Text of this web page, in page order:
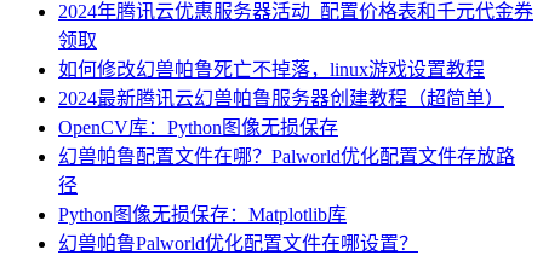
2024年腾讯云优惠服务器活动_配置价格表和千元代金券
领取
如何修改幻兽帕鲁死亡不掉落，linux游戏设置教程
2024最新腾讯云幻兽帕鲁服务器创建教程（超简单）
OpenCV库：Python图像无损保存
幻兽帕鲁配置文件在哪？Palworld优化配置文件存放路
径
Python图像无损保存：Matplotlib库
幻兽帕鲁Palworld优化配置文件在哪设置？